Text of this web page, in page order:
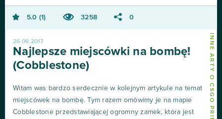
INNE ARTY O CSGO PRIME (B2P)
5.0 1 3258 0
26.06.2017
Najlepsze miejscówki na bombę!
(Cobblestone)
Witam was bardzo serdecznie w kolejnym artykule na temat
miejscówek na bombę. Tym razem omówimy je na mapie
Cobblestone przedstawiającej ogromny zamek, która jest